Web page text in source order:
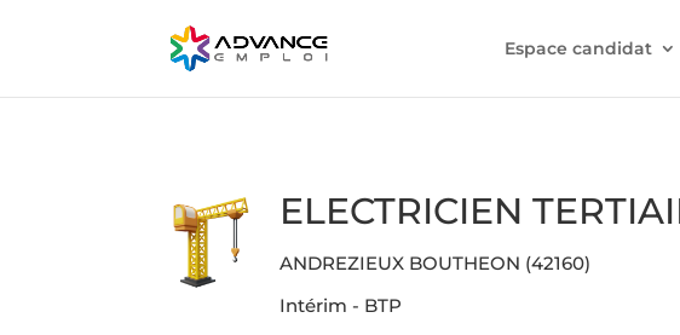
Espace candidat
ELECTRICIEN
ANDREZIEUX BOUTHEON (42160)
Intérim - BTP